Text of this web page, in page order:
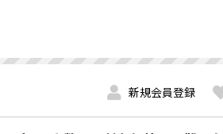
新規会員登録